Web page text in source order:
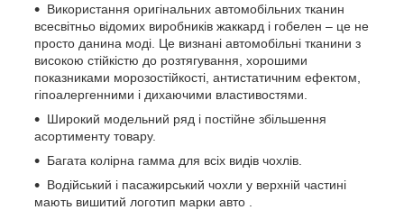
Використання оригінальних автомобільних тканин
всесвітньо відомих виробників жаккард і гобелен – це не
просто данина моді. Це визнані автомобільні тканини з
високою стійкістю до розтягування, хорошими
показниками морозостійкості, антистатичним ефектом,
гіпоалергенними і дихаючими властивостями.
Широкий модельний ряд і постійне збільшення
асортименту товару.
Багата колірна гамма для всіх видів чохлів.
Водійський і пасажирський чохли у верхній частині
мають вишитий логотип марки авто .